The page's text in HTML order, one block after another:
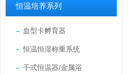
恒温培养系列
血型卡孵育器
恒温恒湿称重系统
干式恒温器/金属浴